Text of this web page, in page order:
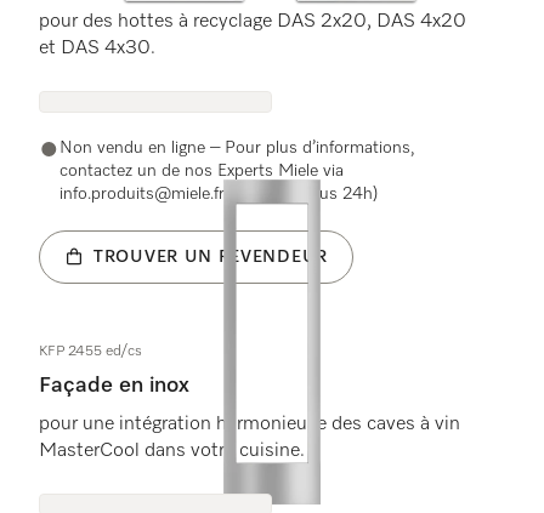
pour des hottes à recyclage DAS 2x20, DAS 4x20
et DAS 4x30.
Non vendu en ligne – Pour plus d’informations,
contactez un de nos Experts Miele via
info.produits@miele.fr (réponse sous 24h)
TROUVER UN REVENDEUR
KFP 2455 ed/cs
Façade en inox
pour une intégration harmonieuse des caves à vin
MasterCool dans votre cuisine.